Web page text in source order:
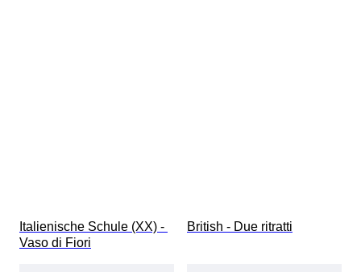
Italienische Schule (XX) -
Vaso di Fiori
British - Due ritratti